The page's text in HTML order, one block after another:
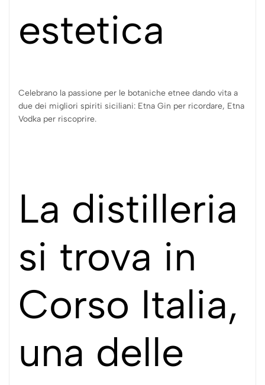
estetica
Celebrano la passione per le botaniche etnee dando vita a
due dei migliori spiriti siciliani: Etna Gin per ricordare, Etna
Vodka per riscoprire.
La distilleria
si trova in
Corso Italia,
una delle